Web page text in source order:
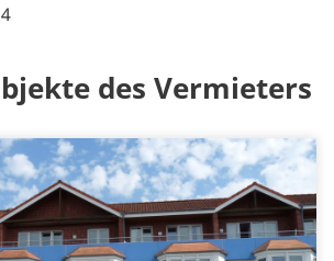
des Vermieters